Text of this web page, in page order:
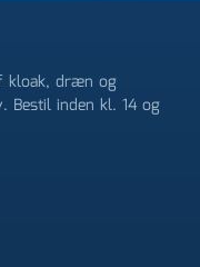
kloak, dræn og
Bestil inden kl. 14 og